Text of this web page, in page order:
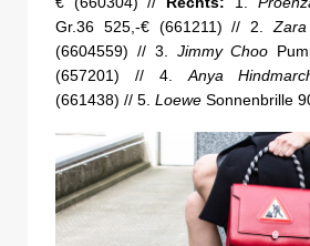
Gr.36 525,-€ (661211) // 2. Zara
(6604559) // 3. Jimmy Choo
(657201) // 4. Anya
(661438) // 5. Loewe Sonnenbrille